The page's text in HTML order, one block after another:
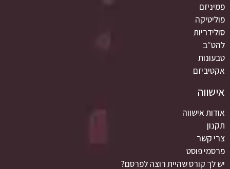
פמיניזם
פוליטיקה
סולידריות
להט״ב
טבעונות
אקטיביזם
אישווה
אודות אישווה
תקנון
צרי קשר
פרסמי פוסט
יש לך קורס שהיית רוצה לפרסם?